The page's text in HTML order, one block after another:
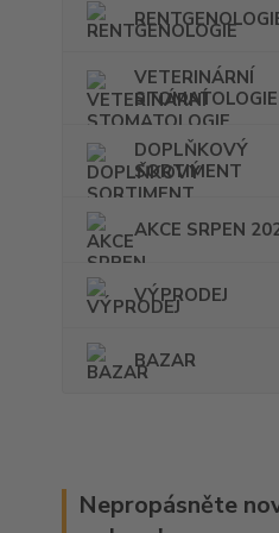
VETERINÁRNÍ
STOMATOLOGIE
DOPLŇKOVÝ
SORTIMENT
AKCE SRPEN
VÝPRODEJ
BAZAR
Nepropásněte